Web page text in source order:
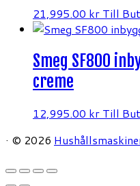
21,995.00 kr Till
Smeg SF800
creme
12,995.00 kr Till
· © 2026